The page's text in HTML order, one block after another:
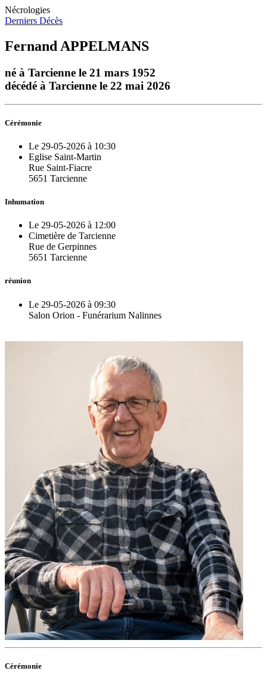
Nécrologies
Derniers Décès
Fernand APPELMANS
né à Tarcienne le 21 mars 1952
décédé à Tarcienne le 22 mai 2026
Cérémonie
Le 29-05-2026 à 10:30
Eglise Saint-Martin
Rue Saint-Fiacre
5651 Tarcienne
Inhumation
Le 29-05-2026 à 12:00
Cimetière de Tarcienne
Rue de Gerpinnes
5651 Tarcienne
réunion
Le 29-05-2026 à 09:30
Salon Orion - Funérarium Nalinnes
Cérémonie